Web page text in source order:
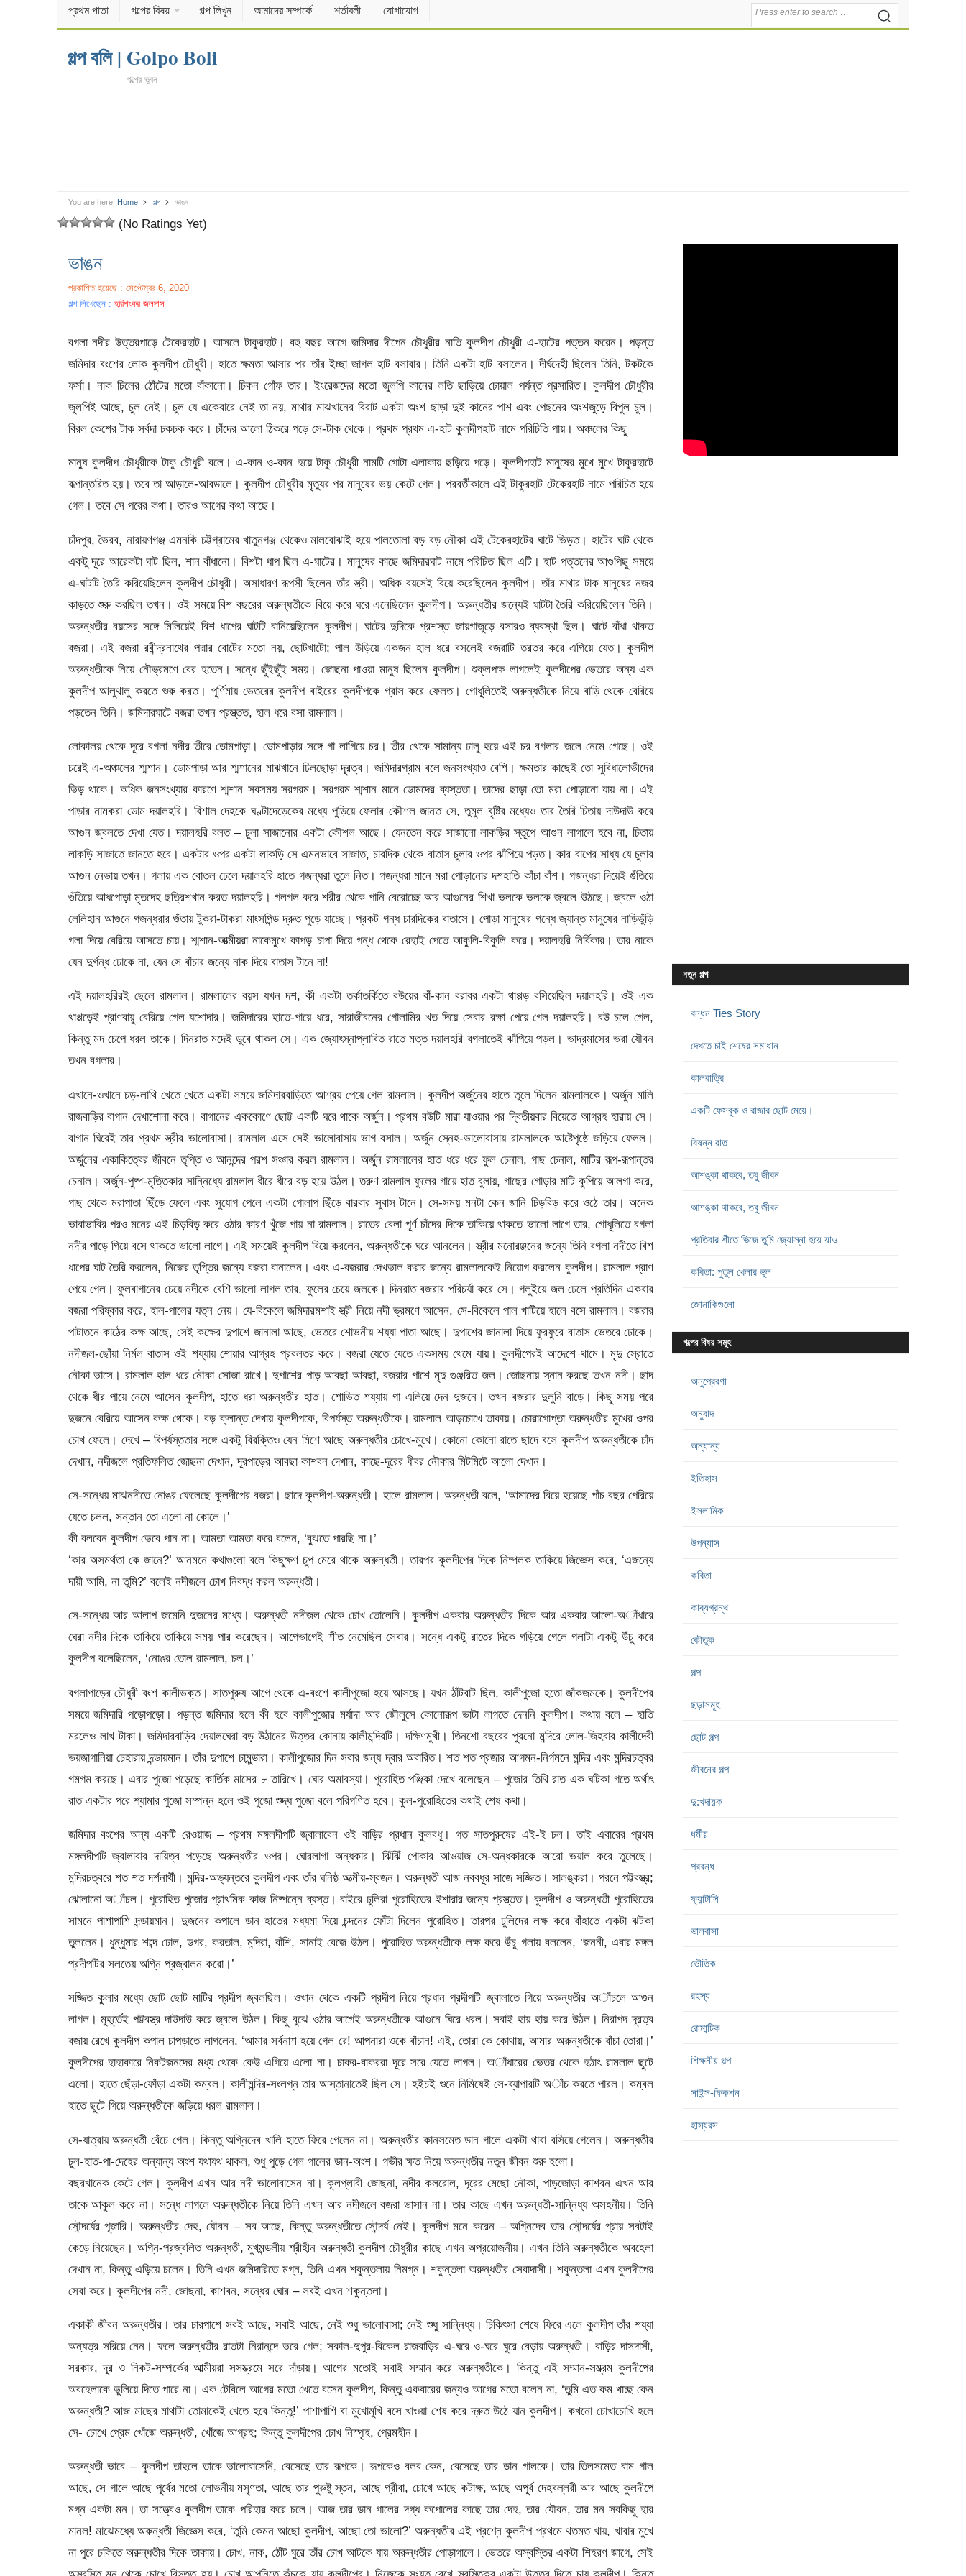
প্রথম পাতা গল্পের বিষয় গল্প লিখুন আমাদের সম্পর্কে শর্তাবলী যোগাযোগ
গল্প বলি | Golpo Boli
গল্পের ভুবন
You are here: Home গল্প ভাঙন
(No Ratings Yet)
ভাঙন
প্রকাশিত হয়েছে : সেপ্টেম্বর 6, 2020
গল্প লিখেছেন : হরিশংকর জলদাস
বগলা নদীর উত্তরপাড়ে টেকেরহাট। আসলে টাকুরহাট। বহু বছর আগে জমিদার দীপেন চৌধুরীর নাতি কুলদীপ চৌধুরী এ-হাটের পত্তন করেন। পড়ন্ত
জমিদার বংশের লোক কুলদীপ চৌধুরী। হাতে ক্ষমতা আসার পর তাঁর ইচ্ছা জাগল হাট বসাবার। তিনি একটা হাট বসালেন। দীর্ঘদেহী ছিলেন তিনি, টকটকে
ফর্সা। নাক চিলের ঠোঁটের মতো বাঁকানো। চিকন গোঁফ তার। ইংরেজদের মতো জুলপি কানের লতি ছাড়িয়ে চোয়াল পর্যন্ত প্রসারিত। কুলদীপ চৌধুরীর
জুলপিই আছে, চুল নেই। চুল যে একেবারে নেই তা নয়, মাথার মাঝখানের বিরাট একটা অংশ ছাড়া দুই কানের পাশ এবং পেছনের অংশজুড়ে বিপুল চুল।
বিরল কেশের টাক সর্বদা চকচক করে। চাঁদের আলো ঠিকরে পড়ে সে-টাক থেকে। প্রথম প্রথম এ-হাট কুলদীপহাট নামে পরিচিতি পায়। অঞ্চলের কিছু
মানুষ কুলদীপ চৌধুরীকে টাকু চৌধুরী বলে। এ-কান ও-কান হয়ে টাকু চৌধুরী নামটি গোটা এলাকায় ছড়িয়ে পড়ে। কুলদীপহাট মানুষের মুখে মুখে টাকুরহাটে
রূপান্তরিত হয়। তবে তা আড়ালে-আবডালে। কুলদীপ চৌধুরীর মৃত্যুর পর মানুষের ভয় কেটে গেল। পরবর্তীকালে এই টাকুরহাট টেকেরহাট নামে পরিচিত হয়ে
গেল। তবে সে পরের কথা। তারও আগের কথা আছে।
চাঁদপুর, ভৈরব, নারায়ণগঞ্জ এমনকি চট্টগ্রামের খাতুনগঞ্জ থেকেও মালবোঝাই হয়ে পালতোলা বড় বড় নৌকা এই টেকেরহাটের ঘাটে ভিড়ত। হাটের ঘাট থেকে
একটু দূরে আরেকটা ঘাট ছিল, শান বাঁধানো। বিশটা ধাপ ছিল এ-ঘাটের। মানুষের কাছে জমিদারঘাট নামে পরিচিত ছিল এটি। হাট পত্তনের আগুপিছু সময়ে
এ-ঘাটটি তৈরি করিয়েছিলেন কুলদীপ চৌধুরী। অসাধারণ রূপসী ছিলেন তাঁর স্ত্রী। অধিক বয়সেই বিয়ে করেছিলেন কুলদীপ। তাঁর মাথার টাক মানুষের নজর
কাড়তে শুরু করছিল তখন। ওই সময়ে বিশ বছরের অরুন্ধতীকে বিয়ে করে ঘরে এনেছিলেন কুলদীপ। অরুন্ধতীর জন্যেই ঘাটটা তৈরি করিয়েছিলেন তিনি।
অরুন্ধতীর বয়সের সঙ্গে মিলিয়েই বিশ ধাপের ঘাটটি বানিয়েছিলেন কুলদীপ। ঘাটের দুদিকে প্রশস্ত জায়গাজুড়ে বসারও ব্যবস্থা ছিল। ঘাটে বাঁধা থাকত
বজরা। এই বজরা রবীন্দ্রনাথের পদ্মার বোটের মতো নয়, ছোটখাটো; পাল উড়িয়ে একজন হাল ধরে বসলেই বজরাটি তরতর করে এগিয়ে যেত। কুলদীপ
অরুন্ধতীকে নিয়ে নৌভ্রমণে বের হতেন। সন্ধে ছুঁইছুঁই সময়। জোছনা পাওয়া মানুষ ছিলেন কুলদীপ। শুক্লপক্ষ লাগলেই কুলদীপের ভেতরে অন্য এক
কুলদীপ আলুথালু করতে শুরু করত। পূর্ণিমায় ভেতরের কুলদীপ বাইরের কুলদীপকে গ্রাস করে ফেলত। গোধূলিতেই অরুন্ধতীকে নিয়ে বাড়ি থেকে বেরিয়ে
পড়তেন তিনি। জমিদারঘাটে বজরা তখন প্রস্ত্তত, হাল ধরে বসা রামলাল।
লোকালয় থেকে দূরে বগলা নদীর তীরে ডোমপাড়া। ডোমপাড়ার সঙ্গে গা লাগিয়ে চর। তীর থেকে সামান্য ঢালু হয়ে এই চর বগলার জলে নেমে গেছে। ওই
চরেই এ-অঞ্চলের শ্মশান। ডোমপাড়া আর শ্মশানের মাঝখানে ঢিলছোড়া দূরত্ব। জমিদারগ্রাম বলে জনসংখ্যাও বেশি। ক্ষমতার কাছেই তো সুবিধালোভীদের
ভিড় থাকে। অধিক জনসংখ্যার কারণে শ্মশান সবসময় সরগরম। সরগরম শ্মশান মানে ডোমদের ব্যস্ততা। তাদের ছাড়া তো মরা পোড়ানো যায় না। এই
পাড়ার নামকরা ডোম দয়ালহরি। বিশাল দেহকে ঘণ্টাদেড়েকের মধ্যে পুড়িয়ে ফেলার কৌশল জানত সে, তুমুল বৃষ্টির মধ্যেও তার তৈরি চিতায় দাউদাউ করে
আগুন জ্বলতে দেখা যেত। দয়ালহরি বলত – চুলা সাজানোর একটা কৌশল আছে। যেনতেন করে সাজানো লাকড়ির স্তূপে আগুন লাগালে হবে না, চিতায়
লাকড়ি সাজাতে জানতে হবে। একটার ওপর একটা লাকড়ি সে এমনভাবে সাজাত, চারদিক থেকে বাতাস চুলার ওপর ঝাঁপিয়ে পড়ত। কার বাপের সাধ্য যে চুলার
আগুন নেভায় তখন। গলায় এক বোতল ঢেলে দয়ালহরি হাতে গজন্ধরা তুলে নিত। গজন্ধরা মানে মরা পোড়ানোর দশহাতি কাঁচা বাঁশ। গজন্ধরা দিয়েই গুঁতিয়ে
গুঁতিয়ে আধপোড়া মৃতদেহ ছত্রিশখান করত দয়ালহরি। গলগল করে শরীর থেকে পানি বেরোচ্ছে আর আগুনের শিখা ভলকে ভলকে জ্বলে উঠছে। জ্বলে ওঠা
লেলিহান আগুনে গজন্ধরার গুঁতায় টুকরা-টাকরা মাংসপিন্ড দ্রুত পুড়ে যাচ্ছে। প্রকট গন্ধ চারদিকের বাতাসে। পোড়া মানুষের গন্ধে জ্যান্ত মানুষের নাড়িভুঁড়ি
গলা দিয়ে বেরিয়ে আসতে চায়। শ্মশান-আত্মীয়রা নাকেমুখে কাপড় চাপা দিয়ে গন্ধ থেকে রেহাই পেতে আকুলি-বিকুলি করে। দয়ালহরি নির্বিকার। তার নাকে
যেন দুর্গন্ধ ঢোকে না, যেন সে বাঁচার জন্যে নাক দিয়ে বাতাস টানে না!
এই দয়ালহরিরই ছেলে রামলাল। রামলালের বয়স যখন দশ, কী একটা তর্কাতর্কিতে বউয়ের বাঁ-কান বরাবর একটা থাপ্পড় বসিয়েছিল দয়ালহরি। ওই এক
থাপ্পড়েই প্রাণবায়ু বেরিয়ে গেল যশোদার। জমিদারের হাতে-পায়ে ধরে, সারাজীবনের গোলামির খত দিয়ে সেবার রক্ষা পেয়ে গেল দয়ালহরি। বউ চলে গেল,
কিন্তু মদ চেপে ধরল তাকে। দিনরাত মদেই ডুবে থাকল সে। এক জ্যোৎস্নাপ্লাবিত রাতে মত্ত দয়ালহরি বগলাতেই ঝাঁপিয়ে পড়ল। ভাদ্রমাসের ভরা যৌবন
তখন বগলার।
এখানে-ওখানে চড়-লাথি খেতে খেতে একটা সময়ে জমিদারবাড়িতে আশ্রয় পেয়ে গেল রামলাল। কুলদীপ অর্জুনের হাতে তুলে দিলেন রামলালকে। অর্জুন মালি
রাজবাড়ির বাগান দেখাশোনা করে। বাগানের এককোণে ছোট্ট একটি ঘরে থাকে অর্জুন। প্রথম বউটি মারা যাওয়ার পর দ্বিতীয়বার বিয়েতে আগ্রহ হারায় সে।
বাগান ঘিরেই তার প্রথম স্ত্রীর ভালোবাসা। রামলাল এসে সেই ভালোবাসায় ভাগ বসাল। অর্জুন স্নেহ-ভালোবাসায় রামলালকে আষ্টেপৃষ্ঠে জড়িয়ে ফেলল।
অর্জুনের একাকিত্বের জীবনে তৃপ্তি ও আনন্দের পরশ সঞ্চার করল রামলাল। অর্জুন রামলালের হাত ধরে ধরে ফুল চেনাল, গাছ চেনাল, মাটির রূপ-রূপান্তর
চেনাল। অর্জুন-পুষ্প-মৃত্তিকার সান্নিধ্যে রামলাল ধীরে ধীরে বড় হয়ে উঠল। তরুণ রামলাল ফুলের গায়ে হাত বুলায়, গাছের গোড়ার মাটি কুপিয়ে আলগা করে,
গাছ থেকে মরাপাতা ছিঁড়ে ফেলে এবং সুযোগ পেলে একটা গোলাপ ছিঁড়ে বারবার সুবাস টানে। সে-সময় মনটা কেন জানি চিড়বিড় করে ওঠে তার। অনেক
ভাবাভাবির পরও মনের এই চিড়বিড় করে ওঠার কারণ খুঁজে পায় না রামলাল। রাতের বেলা পূর্ণ চাঁদের দিকে তাকিয়ে থাকতে ভালো লাগে তার, গোধূলিতে বগলা
নদীর পাড়ে গিয়ে বসে থাকতে ভালো লাগে। এই সময়েই কুলদীপ বিয়ে করলেন, অরুন্ধতীকে ঘরে আনলেন। স্ত্রীর মনোরঞ্জনের জন্যে তিনি বগলা নদীতে বিশ
ধাপের ঘাট তৈরি করলেন, নিজের তৃপ্তির জন্যে বজরা বানালেন। এবং এ-বজরার দেখভাল করার জন্যে রামলালকেই নিয়োগ করলেন কুলদীপ। রামলাল প্রাণ
পেয়ে গেল। ফুলবাগানের চেয়ে নদীকে বেশি ভালো লাগল তার, ফুলের চেয়ে জলকে। দিনরাত বজরার পরিচর্যা করে সে। গলুইয়ে জল ঢেলে প্রতিদিন একবার
বজরা পরিষ্কার করে, হাল-পালের যত্ন নেয়। যে-বিকেলে জমিদারমশাই স্ত্রী নিয়ে নদী ভ্রমণে আসেন, সে-বিকেলে পাল খাটিয়ে হালে বসে রামলাল। বজরার
পাটাতনে কাঠের কক্ষ আছে, সেই কক্ষের দুপাশে জানালা আছে, ভেতরে শোভনীয় শয্যা পাতা আছে। দুপাশের জানালা দিয়ে ফুরফুরে বাতাস ভেতরে ঢোকে।
নদীজল-ছোঁয়া নির্মল বাতাস ওই শয্যায় শোয়ার আগ্রহ প্রবলতর করে। বজরা যেতে যেতে একসময় থেমে যায়। কুলদীপেরই আদেশে থামে। মৃদু স্রোতে
নৌকা ভাসে। রামলাল হাল ধরে নৌকা সোজা রাখে। দুপাশের পাড় আবছা আবছা, বজরার পাশে মৃদু গুঞ্জরিত জল। জোছনায় স্নান করছে তখন নদী। ছাদ
থেকে ধীর পায়ে নেমে আসেন কুলদীপ, হাতে ধরা অরুন্ধতীর হাত। শোভিত শয্যায় গা এলিয়ে দেন দুজনে। তখন বজরার দুলুনি বাড়ে। কিছু সময় পরে
দুজনে বেরিয়ে আসেন কক্ষ থেকে। বড় ক্লান্ত দেখায় কুলদীপকে, বিপর্যস্ত অরুন্ধতীকে। রামলাল আড়চোখে তাকায়। চোরাগোপ্তা অরুন্ধতীর মুখের ওপর
চোখ ফেলে। দেখে – বিপর্যস্ততার সঙ্গে একটু বিরক্তিও যেন মিশে আছে অরুন্ধতীর চোখে-মুখে। কোনো কোনো রাতে ছাদে বসে কুলদীপ অরুন্ধতীকে চাঁদ
দেখান, নদীজলে প্রতিফলিত জোছনা দেখান, দূরপাড়ের আবছা কাশবন দেখান, কাছে-দূরের ধীবর নৌকার মিটমিটে আলো দেখান।
সে-সন্ধেয় মাঝনদীতে নোঙর ফেলেছে কুলদীপের বজরা। ছাদে কুলদীপ-অরুন্ধতী। হালে রামলাল। অরুন্ধতী বলে, ‘আমাদের বিয়ে হয়েছে পাঁচ বছর পেরিয়ে
যেতে চলল, সন্তান তো এলো না কোলে।’
কী বলবেন কুলদীপ ভেবে পান না। আমতা আমতা করে বলেন, ‘বুঝতে পারছি না।’
‘কার অসমর্থতা কে জানে?’ আনমনে কথাগুলো বলে কিছুক্ষণ চুপ মেরে থাকে অরুন্ধতী। তারপর কুলদীপের দিকে নিষ্পলক তাকিয়ে জিজ্ঞেস করে, ‘এজন্যে
দায়ী আমি, না তুমি?’ বলেই নদীজলে চোখ নিবদ্ধ করল অরুন্ধতী।
সে-সন্ধেয় আর আলাপ জমেনি দুজনের মধ্যে। অরুন্ধতী নদীজল থেকে চোখ তোলেনি। কুলদীপ একবার অরুন্ধতীর দিকে আর একবার আলো-অাঁধারে
ঘেরা নদীর দিকে তাকিয়ে তাকিয়ে সময় পার করেছেন। আগেভাগেই শীত নেমেছিল সেবার। সন্ধে একটু রাতের দিকে গড়িয়ে গেলে গলাটা একটু উঁচু করে
কুলদীপ বলেছিলেন, ‘নোঙর তোল রামলাল, চল।’
বগলাপাড়ের চৌধুরী বংশ কালীভক্ত। সাতপুরুষ আগে থেকে এ-বংশে কালীপুজো হয়ে আসছে। যখন ঠাঁটবাট ছিল, কালীপুজো হতো জাঁকজমকে। কুলদীপের
সময়ে জমিদারি পড়োপড়ো। পড়ন্ত জমিদার হলে কী হবে কালীপুজোর মর্যাদা আর জৌলুসে কোনোরূপ ভাটা লাগতে দেননি কুলদীপ। কথায় বলে – হাতি
মরলেও লাখ টাকা। জমিদারবাড়ির দেয়ালঘেরা বড় উঠানের উত্তর কোনায় কালীমন্দিরটি। দক্ষিণমুখী। তিনশো বছরের পুরনো মন্দিরে লোল-জিহবার কালীদেবী
ভয়জাগানিয়া চেহারায় দন্ডায়মান। তাঁর দুপাশে চামুন্ডারা। কালীপুজোর দিন সবার জন্য দ্বার অবারিত। শত শত প্রজার আগমন-নির্গমনে মন্দির এবং মন্দিরচত্বর
গমগম করছে। এবার পুজো পড়েছে কার্তিক মাসের ৮ তারিখে। ঘোর অমাবস্যা। পুরোহিত পঞ্জিকা দেখে বলেছেন – পুজোর তিথি রাত এক ঘটিকা গতে অর্থাৎ
রাত একটার পরে শ্যামার পুজো সম্পন্ন হলে ওই পুজো শুদ্ধ পুজো বলে পরিগণিত হবে। কুল-পুরোহিতের কথাই শেষ কথা।
জমিদার বংশের অন্য একটি রেওয়াজ – প্রথম মঙ্গলদীপটি জ্বালাবেন ওই বাড়ির প্রধান কুলবধূ। গত সাতপুরুষের এই-ই চল। তাই এবারের প্রথম
মঙ্গলদীপটি জ্বালাবার দায়িত্ব পড়েছে অরুন্ধতীর ওপর। ঘোরলাগা অন্ধকার। ঝিঁঝিঁ পোকার আওয়াজ সে-অন্ধকারকে আরো ভয়াল করে তুলেছে।
মন্দিরচত্বরে শত শত দর্শনার্থী। মন্দির-অভ্যন্তরে কুলদীপ এবং তাঁর ঘনিষ্ঠ আত্মীয়-স্বজন। অরুন্ধতী আজ নববধূর সাজে সজ্জিত। সালঙ্করা। পরনে পট্টবস্ত্র;
ঝোলানো অাঁচল। পুরোহিত পুজোর প্রাথমিক কাজ নিষ্পন্নে ব্যস্ত। বাইরে ঢুলিরা পুরোহিতের ইশারার জন্যে প্রস্ত্তত। কুলদীপ ও অরুন্ধতী পুরোহিতের
সামনে পাশাপাশি দন্ডায়মান। দুজনের কপালে ডান হাতের মধ্যমা দিয়ে চন্দনের ফোঁটা দিলেন পুরোহিত। তারপর ঢুলিদের লক্ষ করে বাঁহাতে একটা ঝটকা
তুললেন। ধুন্ধুমার শব্দে ঢোল, ডগর, করতাল, মন্দিরা, বাঁশি, সানাই বেজে উঠল। পুরোহিত অরুন্ধতীকে লক্ষ করে উঁচু গলায় বললেন, ‘জননী, এবার মঙ্গল
প্রদীপটির সলতেয় অগ্নি প্রজ্বালন করো।’
সজ্জিত কুলার মধ্যে ছোট ছোট মাটির প্রদীপ জ্বলছিল। ওখান থেকে একটি প্রদীপ নিয়ে প্রধান প্রদীপটি জ্বালাতে গিয়ে অরুন্ধতীর অাঁচলে আগুন
লাগল। মুহূর্তেই পট্টবস্ত্র দাউদাউ করে জ্বলে উঠল। কিছু বুঝে ওঠার আগেই অরুন্ধতীকে আগুনে ঘিরে ধরল। সবাই হায় হায় করে উঠল। নিরাপদ দূরত্ব
বজায় রেখে কুলদীপ কপাল চাপড়াতে লাগলেন, ‘আমার সর্বনাশ হয়ে গেল রে! আপনারা ওকে বাঁচান! এই, তোরা কে কোথায়, আমার অরুন্ধতীকে বাঁচা তোরা।’
কুলদীপের হাহাকারে নিকটজনদের মধ্য থেকে কেউ এগিয়ে এলো না। চাকর-বাকররা দূরে সরে যেতে লাগল। অাঁধারের ভেতর থেকে হঠাৎ রামলাল ছুটে
এলো। হাতে ছেঁড়া-ফোঁড়া একটা কম্বল। কালীমন্দির-সংলগ্ন তার আস্তানাতেই ছিল সে। হইচই শুনে নিমিষেই সে-ব্যাপারটি অাঁচ করতে পারল। কম্বল
হাতে ছুটে গিয়ে অরুন্ধতীকে জড়িয়ে ধরল রামলাল।
সে-যাত্রায় অরুন্ধতী বেঁচে গেল। কিন্তু অগ্নিদেব খালি হাতে ফিরে গেলেন না। অরুন্ধতীর কানসমেত ডান গালে একটা থাবা বসিয়ে গেলেন। অরুন্ধতীর
চুল-হাত-পা-দেহের অন্যান্য অংশ যথাযথ থাকল, শুধু পুড়ে গেল গালের ডান-অংশ। গভীর ক্ষত নিয়ে অরুন্ধতীর নতুন জীবন শুরু হলো।
বছরখানেক কেটে গেল। কুলদীপ এখন আর নদী ভালোবাসেন না। কূলপ্লাবী জোছনা, নদীর কলরোল, দূরের মেছো নৌকা, পাড়জোড়া কাশবন এখন আর
তাকে আকুল করে না। সন্ধে লাগলে অরুন্ধতীকে নিয়ে তিনি এখন আর নদীজলে বজরা ভাসান না। তার কাছে এখন অরুন্ধতী-সান্নিধ্য অসহনীয়। তিনি
সৌন্দর্যের পূজারি। অরুন্ধতীর দেহ, যৌবন – সব আছে, কিন্তু অরুন্ধতীতে সৌন্দর্য নেই। কুলদীপ মনে করেন – অগ্নিদেব তার সৌন্দর্যের প্রায় সবটাই
কেড়ে নিয়েছেন। অগ্নি-প্রজ্বলিত অরুন্ধতী, মুখমন্ডলীয় শ্রীহীন অরুন্ধতী কুলদীপ চৌধুরীর কাছে এখন অপ্রয়োজনীয়। এখন তিনি অরুন্ধতীকে অবহেলা
দেখান না, কিন্তু এড়িয়ে চলেন। তিনি এখন জমিদারিতে মগ্ন, তিনি এখন শকুন্তলায় নিমগ্ন। শকুন্তলা অরুন্ধতীর সেবাদাসী। শকুন্তলা এখন কুলদীপের
সেবা করে। কুলদীপের নদী, জোছনা, কাশবন, সন্ধের ঘোর – সবই এখন শকুন্তলা।
একাকী জীবন অরুন্ধতীর। তার চারপাশে সবই আছে, সবাই আছে, নেই শুধু ভালোবাসা; নেই শুধু সান্নিধ্য। চিকিৎসা শেষে ফিরে এলে কুলদীপ তাঁর শয্যা
অন্যত্র সরিয়ে নেন। ফলে অরুন্ধতীর রাতটা নিরানন্দে ভরে গেল; সকাল-দুপুর-বিকেল রাজবাড়ির এ-ঘরে ও-ঘরে ঘুরে বেড়ায় অরুন্ধতী। বাড়ির দাসদাসী,
সরকার, দূর ও নিকট-সম্পর্কের আত্মীয়রা সসম্ভ্রমে সরে দাঁড়ায়। আগের মতোই সবাই সম্মান করে অরুন্ধতীকে। কিন্তু এই সম্মান-সম্ভ্রম কুলদীপের
অবহেলাকে ভুলিয়ে দিতে পারে না। এক টেবিলে আগের মতো খেতে বসেন কুলদীপ, কিন্তু একবারের জন্যও আগের মতো বলেন না, ‘তুমি এত কম খাচ্ছ কেন
অরুন্ধতী? আজ মাছের মাথাটা তোমাকেই খেতে হবে কিন্তু!’ পাশাপাশি বা মুখোমুখি বসে খাওয়া শেষ করে দ্রুত উঠে যান কুলদীপ। কখনো চোখাচোখি হলে
সে- চোখে প্রেম খোঁজে অরুন্ধতী, খোঁজে আগ্রহ; কিন্তু কুলদীপের চোখ নিস্পৃহ, প্রেমহীন।
অরুন্ধতী ভাবে – কুলদীপ তাহলে তাকে ভালোবাসেনি, বেসেছে তার রূপকে। রূপকেও বলব কেন, বেসেছে তার ডান গালকে। তার তিলসমেত বাম গাল
আছে, সে গালে আছে পূর্বের মতো লোভনীয় মসৃণতা, আছে তার পুরুষ্টু স্তন, আছে গ্রীবা, চোখে আছে কটাক্ষ, আছে অপূর্ব দেহবল্লরী আর আছে কুলদীপে
মগ্ন একটা মন। তা সত্ত্বেও কুলদীপ তাকে পরিহার করে চলে। আজ তার ডান গালের দগ্ধ কপোলের কাছে তার দেহ, তার যৌবন, তার মন সবকিছু হার
মানল! মাঝেমধ্যে অরুন্ধতী জিজ্ঞেস করে, ‘তুমি কেমন আছো কুলদীপ, আছো তো ভালো?’ অরুন্ধতীর এই প্রশ্নে কুলদীপ প্রথমে থতমত খায়, খাবার মুখে
না পুরে চকিতে অরুন্ধতীর দিকে তাকায়। চোখ, নাক, ঠোঁট ঘুরে তাঁর চোখ আটকে যায় অরুন্ধতীর পোড়াগালে। ভেতরে অস্বস্তির একটা শিহরণ জাগে, সেই
নতুন গল্প
বন্ধন Ties Story
দেখতে চাই শেষের সমাধান
কালরাত্রি
একটি ফেসবুক ও রাজার ছোট মেয়ে।
বিষন্ন রাত
আশঙ্কা থাকবে, তবু জীবন
আশঙ্কা থাকবে, তবু জীবন
প্রতিবার শীতে ভিজে তুমি জ্যোস্না হয়ে যাও
কবিতা: পুতুল খেলার ভুল
জোনাকিগুলো
গল্পের বিষয় সমূহ
অনুপ্রেরণা
অনুবাদ
অন্যান্য
ইতিহাস
ইসলামিক
উপন্যাস
কবিতা
কাব্যগ্রন্থ
কৌতুক
গল্প
ছড়াসমূহ
ছোট গল্প
জীবনের গল্প
দু:খদায়ক
ধর্মীয়
প্রবন্ধ
ফ্যান্টাসি
ভালবাসা
ভৌতিক
রহস্য
রোমান্টিক
শিক্ষনীয় গল্প
সাইন্স-ফিকশন
হাস্যরস